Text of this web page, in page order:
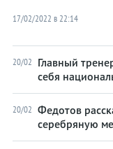
17/02/2022 в 22:14
20/02 Главный
себя
20/02 Федотов
серебряную